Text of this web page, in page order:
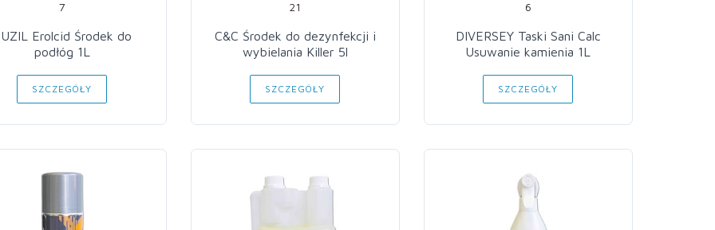
7
Erolcid Środek do
podłóg 1L
SZCZEGÓŁY
21
C&C Środek do dezynfekcji i
wybielania Killer 5l
SZCZEGÓŁY
6
DIVERSEY Taski Sani Calc
Usuwanie kamienia 1L
SZCZEGÓŁY